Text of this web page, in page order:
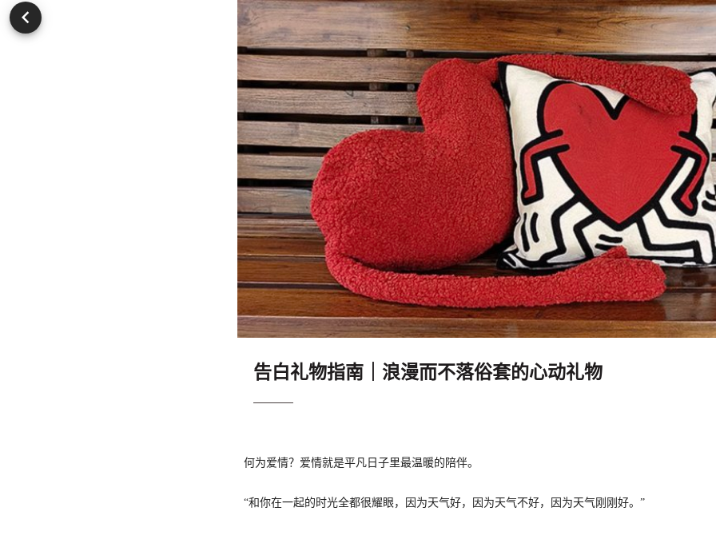
告白礼物指南｜浪漫而不落俗套的心动礼物
何为爱情？爱情就是平凡日子里最温暖的陪伴。
“和你在一起的时光全都很耀眼，因为天气好，因为天气不好，因为天气刚刚好。”